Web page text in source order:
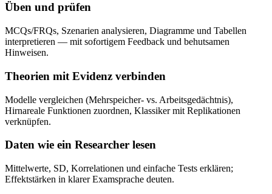
Üben und prüfen
MCQs/FRQs, Szenarien analysieren, Diagramme und Tabellen
interpretieren — mit sofortigem Feedback und behutsamen
Hinweisen.
Theorien mit Evidenz verbinden
Modelle vergleichen (Mehrspeicher- vs. Arbeitsgedächtnis),
Hirnareale Funktionen zuordnen, Klassiker mit Replikationen
verknüpfen.
Daten wie ein Researcher lesen
Mittelwerte, SD, Korrelationen und einfache Tests erklären;
Effektstärken in klarer Examsprache deuten.